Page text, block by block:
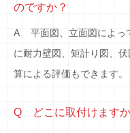
のですか？
A 平面図、立面図によっ
に耐力壁図、矩計り図、
算による評価もできます。
Q どこに取付けますか